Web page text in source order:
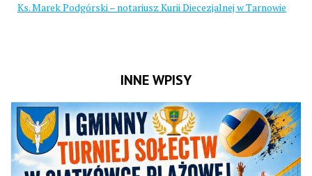
Ks. Marek Podgórski – notariusz Kurii Diecezjalnej w Tarnowie
INNE WPISY